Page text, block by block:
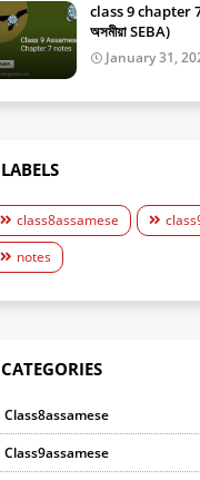
class 9 chapter 7-
অসমীয়া SEBA)
January 31,
LABELS
class8assamese
notes
CATEGORIES
Class8assamese
Class9assamese